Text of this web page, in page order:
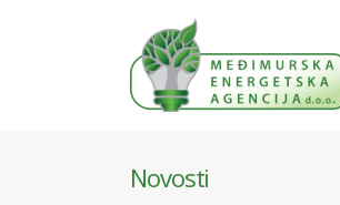
Novosti